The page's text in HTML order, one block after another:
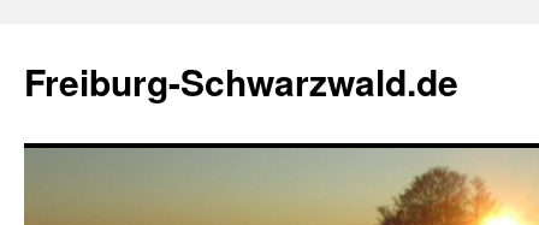
springen
Freiburg-Schwarzwald.de